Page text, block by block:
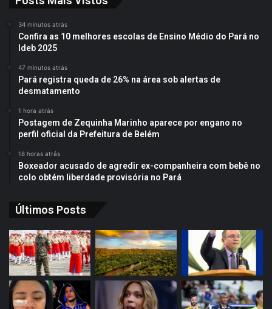
34 minutos atrás
Confira as 10 melhores escolas de Ensino Médio do Pará no
Ideb 2025
47 minutos atrás
Pará registra queda de 26% na área sob alertas de
desmatamento
1 hora atrás
Postagem de Zequinha Marinho aparece por engano no
perfil oficial da Prefeitura de Belém
18 horas atrás
Boxeador acusado de agredir ex-companheira com bebê no
colo obtém liberdade provisória no Pará
Últimos Posts